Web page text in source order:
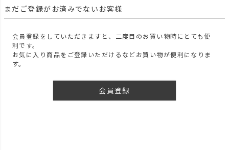
まだご登録がお済みでないお客様
会員登録をしていただきますと、二度目のお買い物時にとても便
利です。
お気に入り商品をご登録いただけるなどお買い物が便利になりま
す。
会員登録